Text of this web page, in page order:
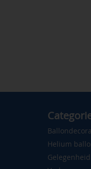
Helium
Gelegenheid